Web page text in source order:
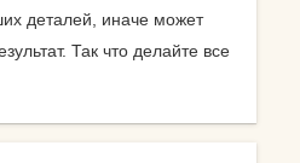
деталей, иначе может
Так что делайте все